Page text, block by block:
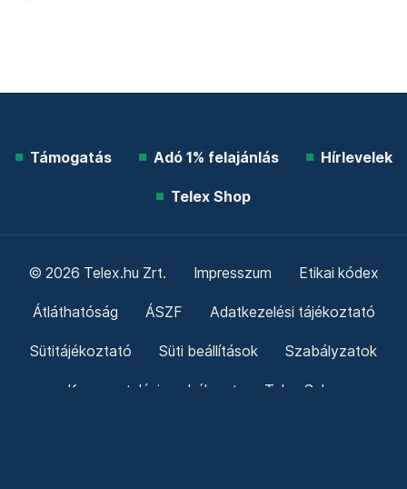
Támogatás Adó 1% felajánlás Hírlevelek
Telex Shop
© 2026 Telex.hu Zrt. Impresszum Etikai kódex
Átláthatóság ÁSZF Adatkezelési tájékoztató
Sütitájékoztató Süti beállítások Szabályzatok
Kommentelési szabályzat Telex Sales